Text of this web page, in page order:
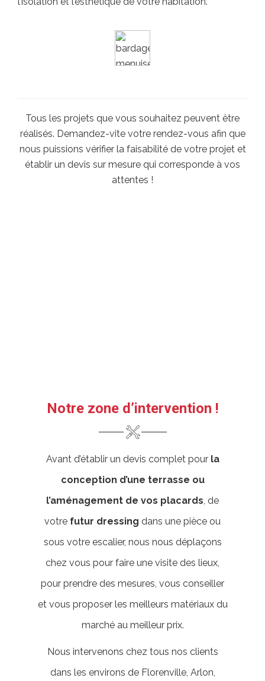
Tous les projets que vous souhaitez peuvent être
réalisés. Demandez-vite votre rendez-vous afin que
nous puissions vérifier la faisabilité de votre projet et
établir un devis sur mesure qui corresponde à vos
attentes !
Notre zone d’intervention !
Avant d’établir un devis complet pour la
conception d’une terrasse ou
l’aménagement de vos placards, de
votre futur dressing dans une pièce ou
sous votre escalier, nous nous déplaçons
chez vous pour faire une visite des lieux,
pour prendre des mesures, vous conseiller
et vous proposer les meilleurs matériaux du
marché au meilleur prix.
Nous intervenons chez tous nos clients
dans les environs de Florenville, Arlon,